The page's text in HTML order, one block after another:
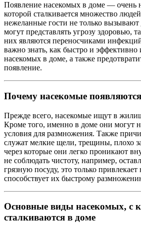
Появление насекомых в доме — очень
которой сталкивается множество
нежеланные гости не только
могут представлять угрозу здоровью,
них являются переносчиками
важно знать, как быстро и эффективно
насекомых в доме, а также
появление.
Почему насекомые
Прежде всего, насекомые ищут в
Кроме того, именно в доме они могут
условия для размножения. Также
служат мелкие щели, трещины, плохо
через которые они легко проникают
не соблюдать чистоту, например,
грязную посуду, это только
способствует их быстрому
Основные виды насекомых, с
сталкиваются в доме